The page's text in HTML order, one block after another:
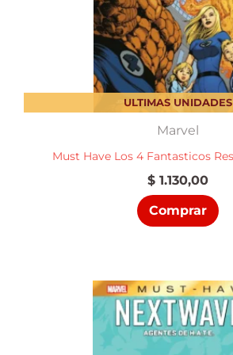
ULTIMAS UNIDADES
Marvel
Must Have Los 4 Fantasticos
$1.130,00
Comprar